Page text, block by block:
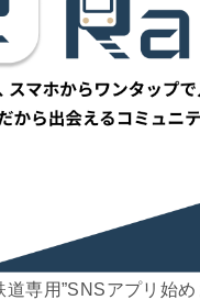
専用”SNSアプリ始め